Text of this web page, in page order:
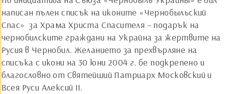
написан пълен списък на иконите «Чернобыльский
Спас» за Храма Христа Спасителя – подарък на
чернобилските граждани на Украйна за жертвите на
Русия в Чернобил. Желанието за прехвърляне на
списъка с икони на 30 юни 2004 г. бе подкрепено и
благословно от Святейший Патриарх Московский и
Всея Руси Алексий II.